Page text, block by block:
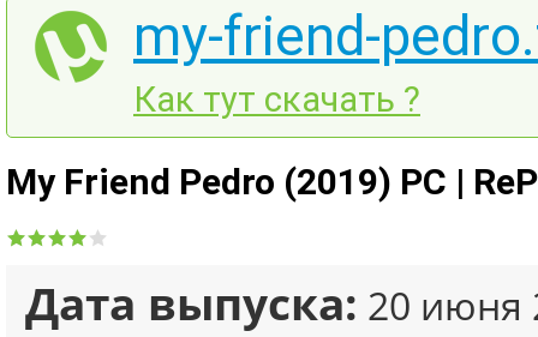
my-friend-
Как тут скачать ?
My Friend Pedro (2019) PC |
Дата выпуска: 20 июня